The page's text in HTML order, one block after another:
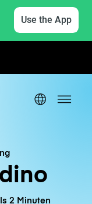
Use the App
2 Minuten